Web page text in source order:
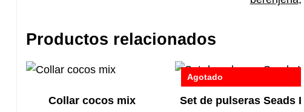
Productos relacionados
Collar cocos mix
Agotado
Set de pulseras Seads I